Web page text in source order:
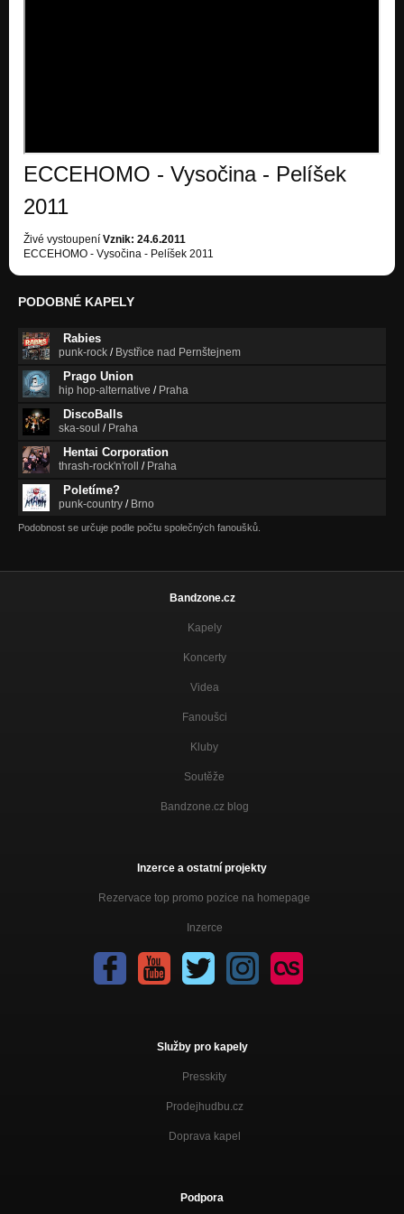
ECCEHOMO - Vysočina - Pelíšek
2011
Živé vystoupení Vznik: 24.6.2011
ECCEHOMO - Vysočina - Pelíšek 2011
PODOBNÉ KAPELY
Rabies
punk-rock / Bystřice nad Pernštejnem
Prago Union
hip hop-alternative / Praha
DiscoBalls
ska-soul / Praha
Hentai Corporation
thrash-rock'n'roll / Praha
Poletíme?
punk-country / Brno
Podobnost se určuje podle počtu společných fanoušků.
Bandzone.cz
Kapely
Koncerty
Videa
Fanoušci
Kluby
Soutěže
Bandzone.cz blog
Inzerce a ostatní projekty
Rezervace top promo pozice na homepage
Inzerce
Služby pro kapely
Presskity
Prodejhudbu.cz
Doprava kapel
Podpora